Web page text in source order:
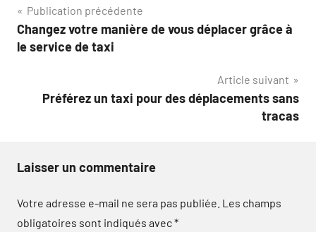
Navigation
de
Publication précédente
Changez votre manière de vous déplacer grâce à
le service de taxi
Article suivant
Préférez un taxi pour des déplacements sans
tracas
Laisser un commentaire
Votre adresse e-mail ne sera pas publiée. Les champs
obligatoires sont indiqués avec*